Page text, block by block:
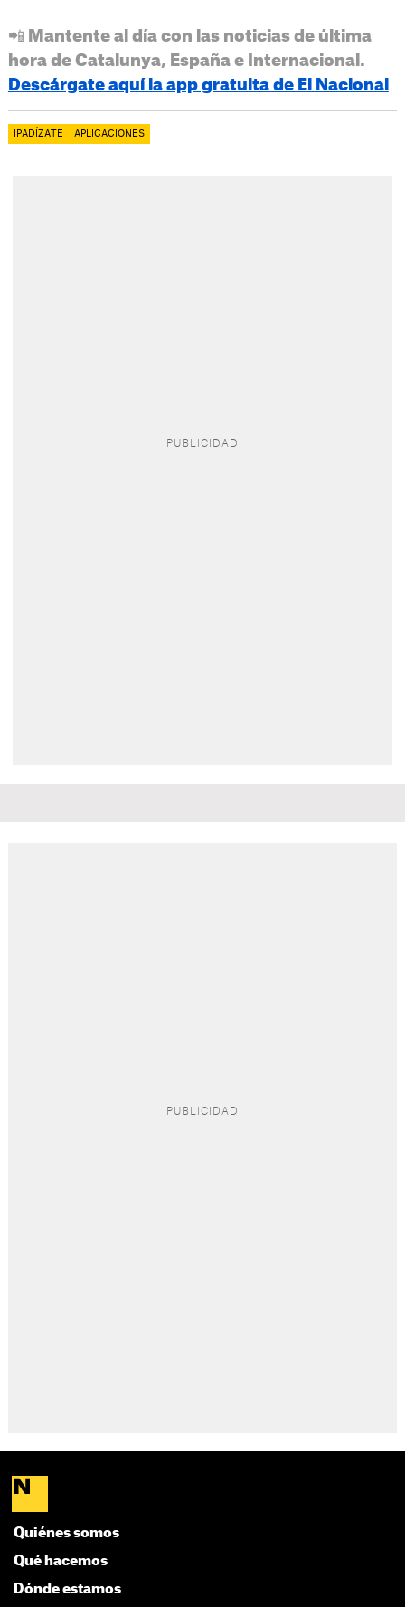
📲 Mantente al día con las noticias de última
hora de Catalunya, España e Internacional.
Descárgate aquí la app gratuita de El Nacional
IPADÍZATE APLICACIONES
Quiénes somos
Qué hacemos
Dónde estamos